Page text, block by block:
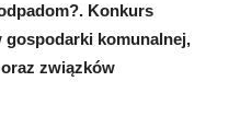
Abrys
Konkurs
komunalnej,
związków